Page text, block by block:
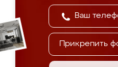
Прикрепить